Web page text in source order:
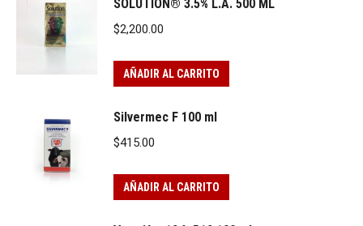
SOLUTION® 3.5% L.A. 500 ML
$2,200.00
AÑADIR AL CARRITO
Silvermec F 100 ml
$415.00
AÑADIR AL CARRITO